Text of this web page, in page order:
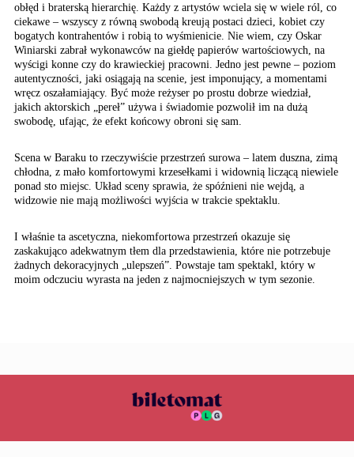
obłęd i braterską hierarchię. Każdy z artystów wciela się w wiele ról, co
ciekawe – wszyscy z równą swobodą kreują postaci dzieci, kobiet czy
bogatych kontrahentów i robią to wyśmienicie. Nie wiem, czy Oskar
Winiarski zabrał wykonawców na giełdę papierów wartościowych, na
wyścigi konne czy do krawieckiej pracowni. Jedno jest pewne – poziom
autentyczności, jaki osiągają na scenie, jest imponujący, a momentami
wręcz oszałamiający. Być może reżyser po prostu dobrze wiedział,
jakich aktorskich „pereł” używa i świadomie pozwolił im na dużą
swobodę, ufając, że efekt końcowy obroni się sam.
Scena w Baraku to rzeczywiście przestrzeń surowa – latem duszna, zimą
chłodna, z mało komfortowymi krzesełkami i widownią liczącą niewiele
ponad sto miejsc. Układ sceny sprawia, że spóźnieni nie wejdą, a
widzowie nie mają możliwości wyjścia w trakcie spektaklu.
I właśnie ta ascetyczna, niekomfortowa przestrzeń okazuje się
zaskakująco adekwatnym tłem dla przedstawienia, które nie potrzebuje
żadnych dekoracyjnych „ulepszeń”. Powstaje tam spektakl, który w
moim odczuciu wyrasta na jeden z najmocniejszych w tym sezonie.